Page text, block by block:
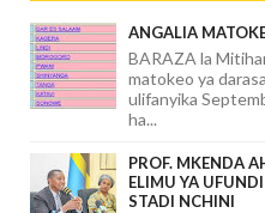
ANGALIA
BARAZA la
matokeo ya
ulifanyika
ha...
PROF. MKENDA
ELIMU YA
STADI NCHINI